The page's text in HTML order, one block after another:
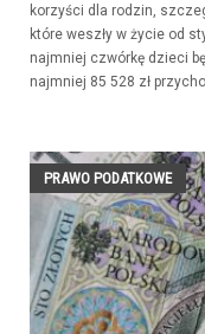
korzyści dla rodzin,
które weszły w życie od
najmniej czwórkę dzieci
najmniej 85 528 zł
PRAWO PODATKOWE